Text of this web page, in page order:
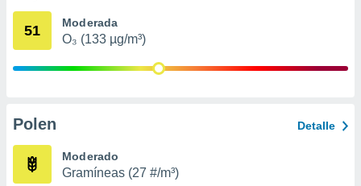
mediante
publicidad
de
51 Moderada
O₃ (133 µg/m³)
Polen Detalle
Moderado
Gramíneas (27 #/m³)